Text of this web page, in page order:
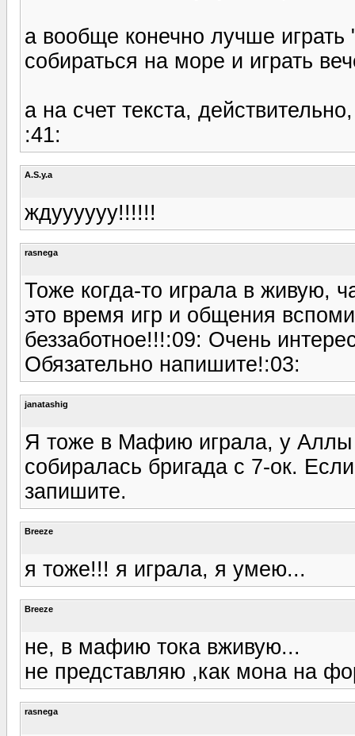
а вообще конечно лучше
собираться на море и играть
а на счет текста,
:41:
A.S.y.a
ждуууууу!!!!!!
rasnega
Тоже когда-то играла в живую,
это время игр и общения
беззаботное!!!:09: Очень
Обязательно напишите!:03:
janatashig
Я тоже в Мафию играла, у Аллы
собиралась бригада с 7-ок.
запишите.
Breeze
я тоже!!! я играла, я умею...
Breeze
не, в мафию тока вживую...
не представляю ,как мона на
rasnega